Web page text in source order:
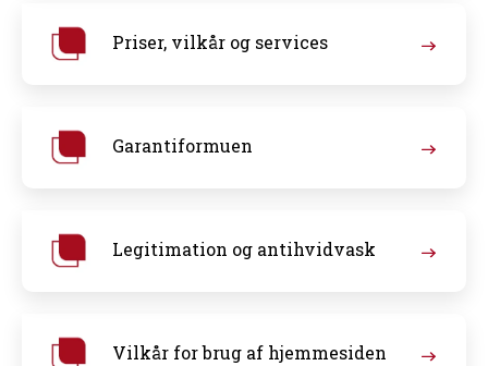
Priser, vilkår og services
Garantiformuen
Legitimation og antihvidvask
Vilkår for brug af hjemmesiden